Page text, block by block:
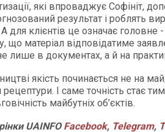
які впроваджує Софініт,
результат і роблять
для клієнтів це означає головне -
що матеріал відповідатиме
лише в документах, а й на
якість починається не на
рецептури. І саме точність стає
майбутніх об’єктів.
UAINFO Facebook, Telegram,